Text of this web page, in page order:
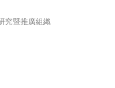
究暨推廣組織